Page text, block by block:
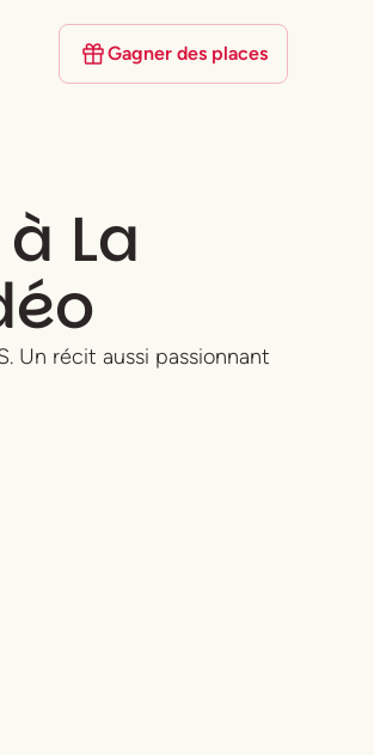
Gagner des places
La
Un récit aussi passionnant